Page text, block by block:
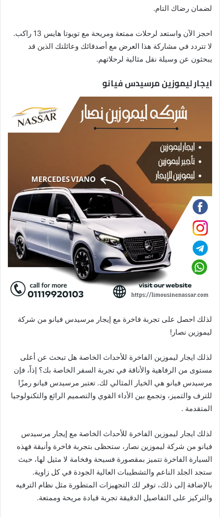
لضمان رضاك التام.
احجز الآن واستعد لرحلات ممتعة ومريحة مع تويوتا هايس 13 راكب.
لا تتردد في مشاركة هذا العرض مع أصدقائك وعائلتك الذين قد
يبحثون عن وسيلة نقل مثالية لرحلاتهم.
ايجار ليموزين مرسيدس فيانو
لذلك احصل على تجربة فاخرة مع إيجار مرسيدس فيانو من شركة
ليموزين نصار!
لذلك ايجار ليموزين الفاخرة للأحداث الخاصة هل تبحث عن أعلى
مستوى من الرفاهية والأناقة في تجربة السفر الخاصة بك؟ إذاً، فإن
مرسيدس فيانو هي الخيار المثالي لك. تعتبر مرسيدس فيانو رمزًا
للترف والتميز، وتجمع بين الأداء القوي والتصميم الرائع والتكنولوجيا
المتقدمة .
لذلك ايجار ليموزين الفاخرة للأحداث الخاصة مع إيجار مرسيدس
فيانو من شركة ليموزين نصار، ستحظى بتجربة فاخرة وأنيقة فهذه
السيارة الفاخرة تتميز بمقصورة فسيحة وفخامة لا مثيل لها، حيث
ستجد الجلد الناعم والتشطيبات العالية الجودة في كل زاوية.
بالإضافة إلى ذلك، توفر لك التجهيزات المتطورة مثل نظام الترفيه
والتركيز على التفاصيل الدقيقة تجربة قيادة مريحة وممتعة.